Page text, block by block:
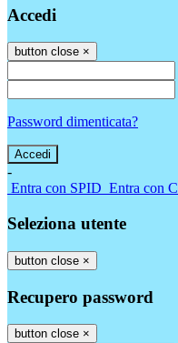
Accedi
button close ×
Password dimenticata?
-
Entra con SPID Entra con
Seleziona utente
button close ×
Recupero password
button close ×